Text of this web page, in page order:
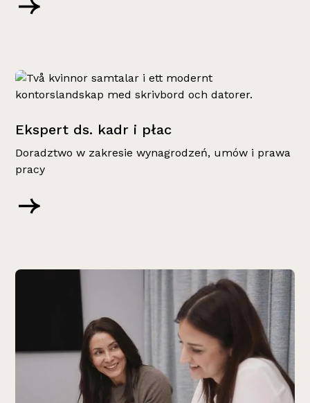
Ekspert ds. kadr i płac
Doradztwo w zakresie wynagrodzeń, umów i prawa
pracy